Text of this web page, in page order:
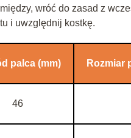
wróć do zasad z
i uwzględnij kostkę.
palca (mm) Rozmiar
46